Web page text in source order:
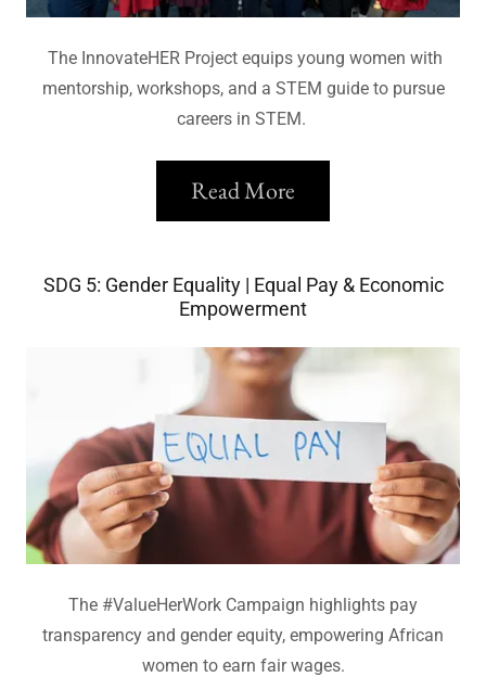
The InnovateHER Project equips young women with
mentorship, workshops, and a STEM guide to pursue
careers in STEM.
Read More
SDG 5: Gender Equality | Equal Pay & Economic
Empowerment
The #ValueHerWork Campaign highlights pay
transparency and gender equity, empowering African
women to earn fair wages.